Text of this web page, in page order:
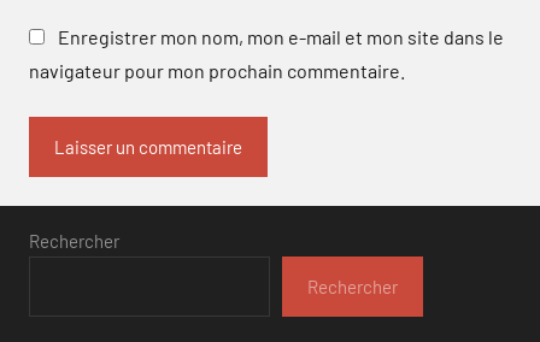
Enregistrer mon nom, mon e-mail et mon site dans le
navigateur pour mon prochain commentaire.
Rechercher
Rechercher